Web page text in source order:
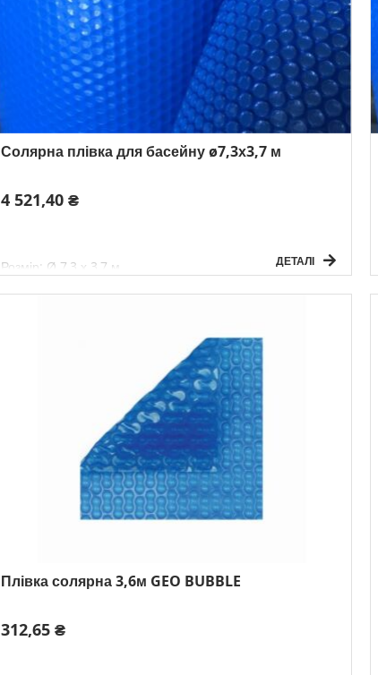
Солярна плівка для басейну ø7,3х3,7 м
4 521,40 ₴
Розмір: Ø 7,3 х 3,7 м
Вага: 4 кг
ДЕТАЛІ
Плівка солярна 3,6м GEO BUBBLE
312,65 ₴